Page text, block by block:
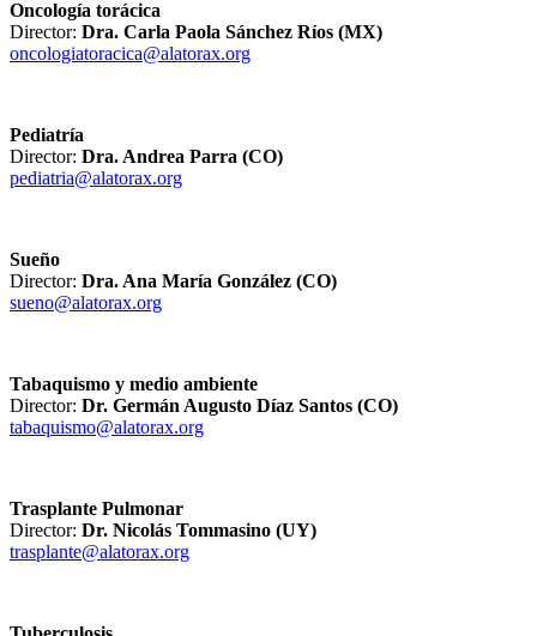
Oncología torácica
Director: Dra. Carla Paola Sánchez Ríos (MX)
oncologiatoracica@alatorax.org
Pediatría
Director: Dra. Andrea Parra (CO)
pediatria@alatorax.org
Sueño
Director: Dra. Ana María González (CO)
sueno@alatorax.org
Tabaquismo y medio ambiente
Director: Dr. Germán Augusto Díaz Santos (CO)
tabaquismo@alatorax.org
Trasplante Pulmonar
Director: Dr. Nicolás Tommasino (UY)
trasplante@alatorax.org